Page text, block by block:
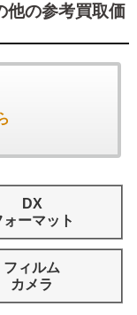
他の参考買取価
DX
ォーマット
フィルム
カメラ